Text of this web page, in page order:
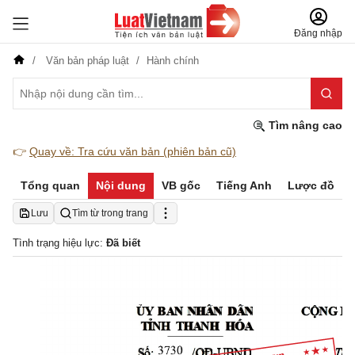
Đăng nhập
Văn bản pháp luật Hành chính
Tìm nâng cao
👉 Quay về: Tra cứu văn bản (phiên bản cũ)
Tổng quan Nội dung VB gốc Tiếng Anh Lược đồ
Lưu Tìm từ trong trang
Tình trạng hiệu lực: Đã biết
ỦY BAN NHÂN DÂN
TỈNH THANH  HÓA
CỘNG H